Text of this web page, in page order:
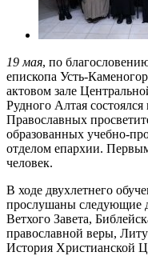
19 мая, по
епископа Усть-
актовом зале
Рудного Алтая
Православных
образованных учебно-
отделом епархии.
человек.
В ходе двухлетнего
прослушаны следующие
Ветхого Завета,
православной веры,
История Христианской